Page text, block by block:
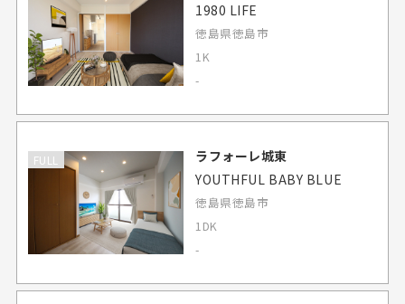
1980 LIFE
徳島県徳島市
1K
-
FULL
ラフォーレ城東
YOUTHFUL BABY BLUE
徳島県徳島市
1DK
-